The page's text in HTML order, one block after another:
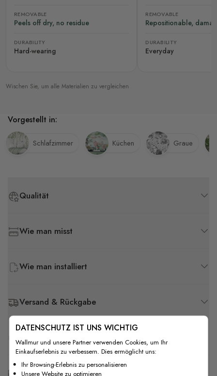
REMOVABLE
Peels off dry, no residue
DURABILITY
Hard-wearing
REMOVABLE
Repositionable,
DURABILITY
Everyday
Wischen Sie, um alle Materialien zu vergleichen
Qualität
Wie man misst
Wie man installiert
Versand & Rückgabe
F.A.Q
Kostenlose Anpassung
Vorgestellt in:
Schlafzimmer Küchen Graue
DATENSCHUTZ IST UNS WICHTIG
Wallmur und unsere Partner verwenden Cookies, um Ihr
Einkaufserlebnis zu verbessern. Dies ermöglicht uns:
Ihr Browsing-Erlebnis zu personalisieren
Unsere Website zu optimieren